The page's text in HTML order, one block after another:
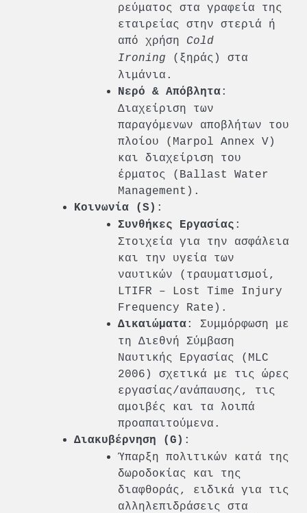
ρεύματος στα γραφεία της
εταιρείας στην στεριά ή
από χρήση Cold
Ironing (ξηράς) στα
λιμάνια.
Νερό & Απόβλητα:
Διαχείριση των
παραγόμενων αποβλήτων του
πλοίου (Marpol Annex V)
και διαχείριση του
έρματος (Ballast Water
Management).
Κοινωνία (S) :
Συνθήκες Εργασίας :
Στοιχεία για την ασφάλεια
και την υγεία των
ναυτικών (τραυματισμοί,
LTIFR – Lost Time Injury
Frequency Rate).
Δικαιώματα: Συμμόρφωση με
τη Διεθνή Σύμβαση
Ναυτικής Εργασίας (MLC
2006) σχετικά με τις ώρες
εργασίας/ανάπαυσης, τις
αμοιβές και τα λοιπά
προαπαιτούμενα.
Διακυβέρνηση (G) :
Ύπαρξη πολιτικών κατά της
δωροδοκίας και της
διαφθοράς, ειδικά για τις
αλληλεπιδράσεις στα